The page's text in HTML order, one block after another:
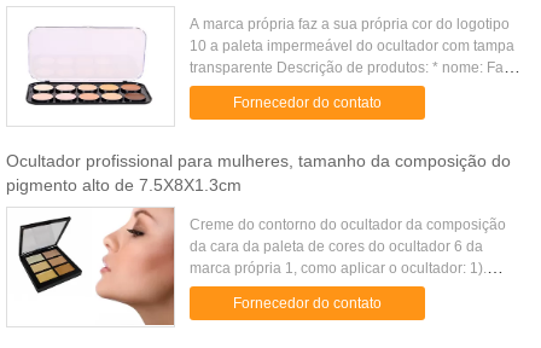
A marca própria faz a sua própria cor do logotipo
10 a paleta impermeável do ocultador com tampa
transparente Descrição de produtos: * nome: Faça
a sua própria cor do logotipo 10 a paleta
impermeável do ...
Fornecedor do contato
Ocultador profissional para mulheres, tamanho da composição do
pigmento alto de 7.5X8X1.3cm
Creme do contorno do ocultador da composição
da cara da paleta de cores do ocultador 6 da
marca própria 1, como aplicar o ocultador: 1).
Usando o mesmo ocultador para círculos e
espinhas escuros. 2). Aplicando ...
Fornecedor do contato